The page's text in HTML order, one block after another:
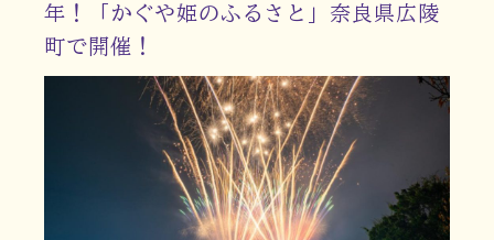
年！「かぐや姫のふるさと」奈良県広陵
町で開催！